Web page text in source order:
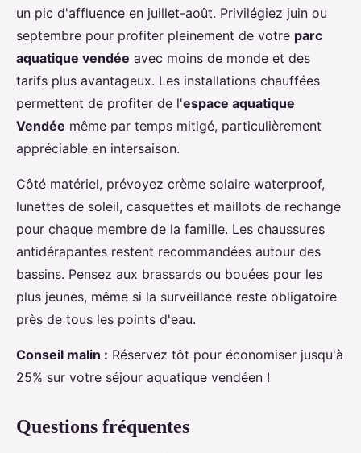
un pic d'affluence en juillet-août. Privilégiez juin ou
septembre pour profiter pleinement de votre parc
aquatique vendée avec moins de monde et des
tarifs plus avantageux. Les installations chauffées
permettent de profiter de l'espace aquatique
Vendée même par temps mitigé, particulièrement
appréciable en intersaison.
Côté matériel, prévoyez crème solaire waterproof,
lunettes de soleil, casquettes et maillots de rechange
pour chaque membre de la famille. Les chaussures
antidérapantes restent recommandées autour des
bassins. Pensez aux brassards ou bouées pour les
plus jeunes, même si la surveillance reste obligatoire
près de tous les points d'eau.
Conseil malin : Réservez tôt pour économiser jusqu'à
25% sur votre séjour aquatique vendéen !
Questions fréquentes